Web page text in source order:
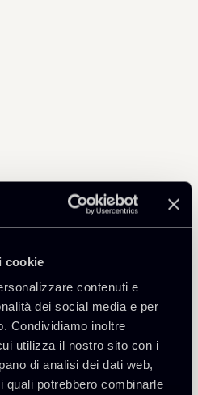
cookie
contenuti e
dei social media e per
Condividiamo inoltre
utilizza il nostro sito con i
di analisi dei dati web,
quali potrebbero combinarle
agli Insights